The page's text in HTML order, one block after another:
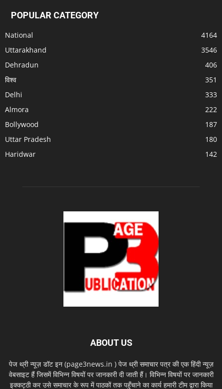
POPULAR CATEGORY
National
4164
Uttarakhand
3546
Dehradun
406
विश्व
351
Delhi
333
Almora
222
Bollywood
187
Uttar Pradesh
180
Haridwar
142
ABOUT US
पेज थ्री न्यूज़ डॉट इन (page3news.in ) पेज थ्री समाचार पत्र की एक हिंदी न्यूज़
वेबसाइट हैं जिसमें विभिन्न विषयों पर जानकारी दी जाती हैं। विभिन्न विषयों पर जानकारी
इक्कट्ठी कर उसे समाचार के रूप में पाठकों तक पहुँचाने का कार्य हमारी टीम द्वारा किया